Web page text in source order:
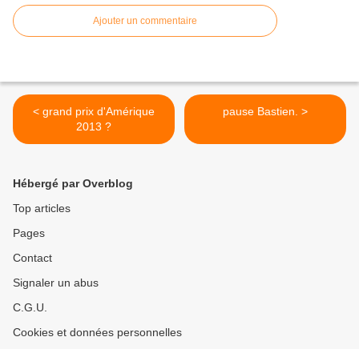
Ajouter un commentaire
< grand prix d'Amérique
2013 ?
pause Bastien. >
Hébergé par Overblog
Top articles
Pages
Contact
Signaler un abus
C.G.U.
Cookies et données personnelles